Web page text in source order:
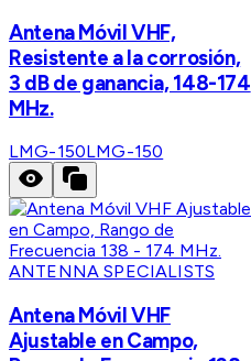
Antena Móvil VHF,
Resistente a la corrosión,
3 dB de ganancia, 148-174
MHz.
LMG-150LMG-150
ANTENNA SPECIALISTS
Antena Móvil VHF
Ajustable en Campo,